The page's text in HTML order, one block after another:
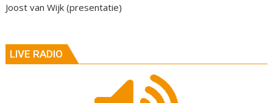
Joost van Wijk (presentatie)
LIVE RADIO